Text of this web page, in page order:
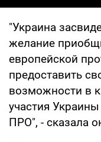
"Украина
желание
европейской
предоставить
возможности в
участия
ПРО", - сказала